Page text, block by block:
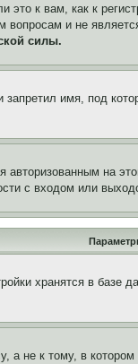
к вам, как к
и не
силы.
имя, под
на
с входом или
хранятся в базе
не к тому, в